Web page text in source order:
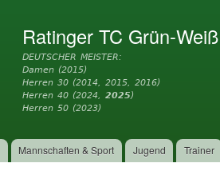
Ratinger TC Grün-
DEUTSCHER MEISTER:
Damen (2015)
Herren 30 (2014, 2015, 2016)
Herren 40 (2024,2025)
Herren 50 (2023)
Mannschaften & Sport Jugend Trainer